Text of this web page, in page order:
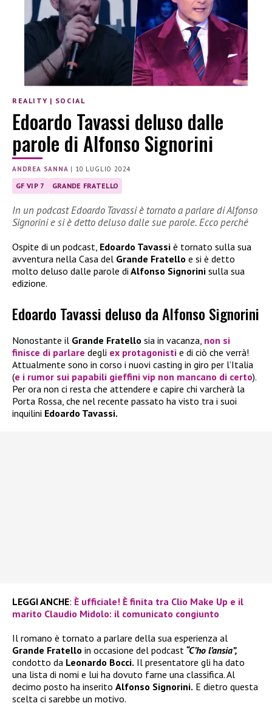
REALITY | SOCIAL
Edoardo Tavassi deluso dalle
parole di Alfonso Signorini
ANDREA SANNA | 10 LUGLIO 2024
GF VIP 7 GRANDE FRATELLO
In un podcast Edoardo Tavassi è tornato a parlare di Alfonso
Signorini e si è detto deluso dalle sue parole. Ecco perché
Ospite di un podcast, Edoardo Tavassi è tornato sulla sua
avventura nella Casa del Grande Fratello e si è detto
molto deluso dalle parole di Alfonso Signorini sulla sua
edizione.
Edoardo Tavassi deluso da Alfonso Signorini
Nonostante il Grande Fratello sia in vacanza, non si
finisce di parlare degli ex protagonisti e di ciò che verrà!
Attualmente sono in corso i nuovi casting in giro per l’Italia
(e i rumor sui papabili gieffini vip non mancano di certo).
Per ora non ci resta che attendere e capire chi varcherà la
Porta Rossa, che nel recente passato ha visto tra i suoi
inquilini Edoardo Tavassi.
LEGGI ANCHE: È ufficiale! È finita tra Clio Make Up e il
marito Claudio Midolo: il comunicato congiunto
Il romano è tornato a parlare della sua esperienza al
Grande Fratello in occasione del podcast “C’ho l’ansia”,
condotto da Leonardo Bocci. Il presentatore gli ha dato
una lista di nomi e lui ha dovuto farne una classifica. Al
decimo posto ha inserito Alfonso Signorini. E dietro questa
scelta ci sarebbe un motivo.